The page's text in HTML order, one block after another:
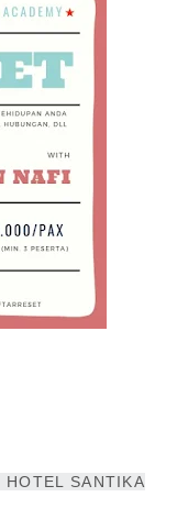
SANTIKA